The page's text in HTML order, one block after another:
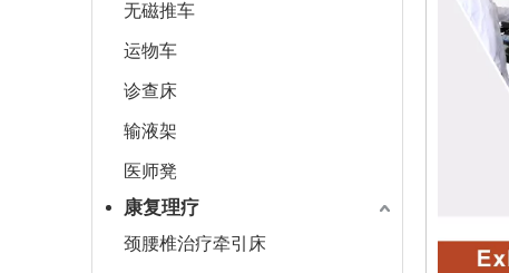
无磁推车
运物车
诊查床
输液架
医师凳
康复理疗
颈腰椎治疗牵引床